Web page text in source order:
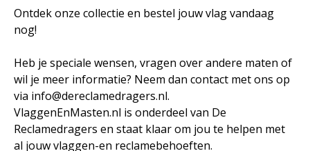
Ontdek onze collectie en bestel jouw vlag vandaag
nog!
Heb je speciale wensen, vragen over andere maten of
wil je meer informatie? Neem dan contact met ons op
via info@dereclamedragers.nl.
VlaggenEnMasten.nl is onderdeel van De
Reclamedragers en staat klaar om jou te helpen met
al jouw vlaggen-en reclamebehoeften.